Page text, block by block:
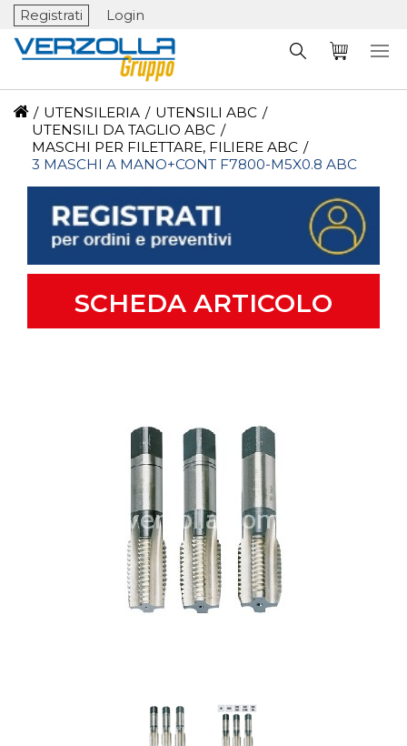
Registrati Login
/ UTENSILERIA / UTENSILI ABC /
UTENSILI DA TAGLIO ABC /
MASCHI PER FILETTARE, FILIERE ABC /
3 MASCHI A MANO+CONT F7800-M5X0.8 ABC
SCHEDA ARTICOLO